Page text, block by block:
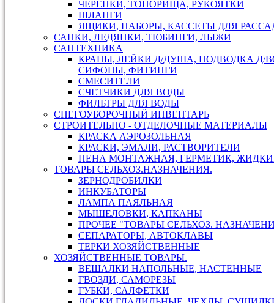
ЧЕРЕНКИ, ТОПОРИЩА, РУКОЯТКИ
ШЛАНГИ
ЯЩИКИ, НАБОРЫ, КАССЕТЫ ДЛЯ
САНКИ, ЛЕДЯНКИ, ТЮБИНГИ, ЛЫЖИ
САНТЕХНИКА
КРАНЫ, ЛЕЙКИ Д/ДУША, ПОДВОДКА Д/
СИФОНЫ, ФИТИНГИ
СМЕСИТЕЛИ
СЧЕТЧИКИ ДЛЯ ВОДЫ
ФИЛЬТРЫ ДЛЯ ВОДЫ
СНЕГОУБОРОЧНЫЙ ИНВЕНТАРЬ
СТРОИТЕЛЬНО - ОТДЕЛОЧНЫЕ МАТЕРИАЛЫ
КРАСКА АЭРОЗОЛЬНАЯ
КРАСКИ, ЭМАЛИ, РАСТВОРИТЕЛИ
ПЕНА МОНТАЖНАЯ, ГЕРМЕТИК,
ТОВАРЫ СЕЛЬХОЗ.НАЗНАЧЕНИЯ.
ЗЕРНОДРОБИЛКИ
ИНКУБАТОРЫ
ЛАМПА ПАЯЛЬНАЯ
МЫШЕЛОВКИ, КАПКАНЫ
ПРОЧЕЕ "ТОВАРЫ СЕЛЬХОЗ.
СЕПАРАТОРЫ, АВТОКЛАВЫ
ТЕРКИ ХОЗЯЙСТВЕННЫЕ
ХОЗЯЙСТВЕННЫЕ ТОВАРЫ.
ВЕШАЛКИ НАПОЛЬНЫЕ, НАСТЕННЫЕ
ГВОЗДИ, САМОРЕЗЫ
ГУБКИ, САЛФЕТКИ